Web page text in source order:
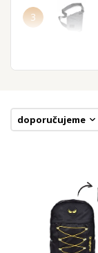
3
doporučujeme